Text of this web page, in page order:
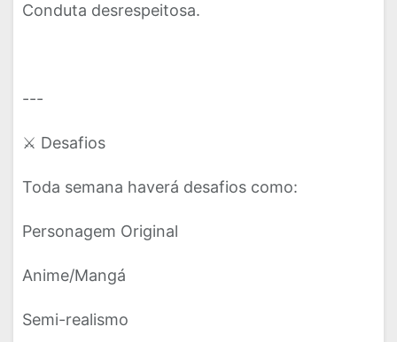
Conduta desrespeitosa.
---
⚔️ Desafios
Toda semana haverá desafios como:
Personagem Original
Anime/Mangá
Semi-realismo